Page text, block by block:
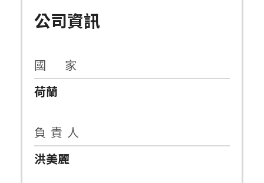
公司資訊
國 家
荷蘭
負 責 人
洪美麗